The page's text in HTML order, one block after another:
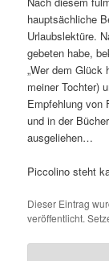
hauptsächliche
Urlaubslektüre.
gebeten habe,
„Wer dem Glück
meiner Tochter)
Empfehlung von
und in der
ausgeliehen…
Piccolino steht
Dieser Eintrag
veröffentlicht.